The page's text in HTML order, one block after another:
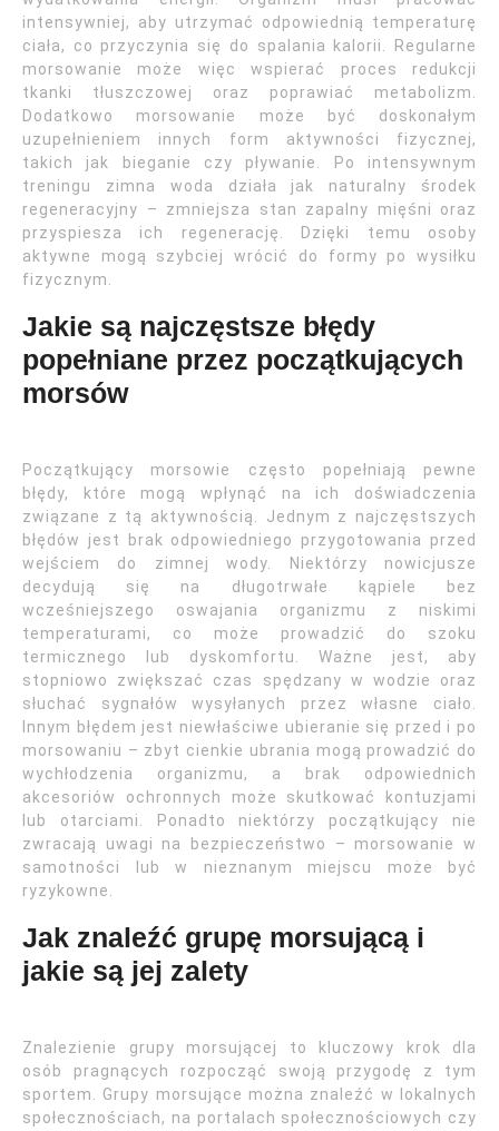
intensywniej, aby utrzymać odpowiednią temperaturę
ciała, co przyczynia się do spalania kalorii. Regularne
morsowanie może więc wspierać proces redukcji
tkanki tłuszczowej oraz poprawiać metabolizm.
Dodatkowo morsowanie może być doskonałym
uzupełnieniem innych form aktywności fizycznej,
takich jak bieganie czy pływanie. Po intensywnym
treningu zimna woda działa jak naturalny środek
regeneracyjny – zmniejsza stan zapalny mięśni oraz
przyspiesza ich regenerację. Dzięki temu osoby
aktywne mogą szybciej wrócić do formy po wysiłku
fizycznym.
Jakie są najczęstsze błędy
popełniane przez początkujących
morsów
Początkujący morsowie często popełniają pewne
błędy, które mogą wpłynąć na ich doświadczenia
związane z tą aktywnością. Jednym z najczęstszych
błędów jest brak odpowiedniego przygotowania przed
wejściem do zimnej wody. Niektórzy nowicjusze
decydują się na długotrwałe kąpiele bez
wcześniejszego oswajania organizmu z niskimi
temperaturami, co może prowadzić do szoku
termicznego lub dyskomfortu. Ważne jest, aby
stopniowo zwiększać czas spędzany w wodzie oraz
słuchać sygnałów wysyłanych przez własne ciało.
Innym błędem jest niewłaściwe ubieranie się przed i po
morsowaniu – zbyt cienkie ubrania mogą prowadzić do
wychłodzenia organizmu, a brak odpowiednich
akcesoriów ochronnych może skutkować kontuzjami
lub otarciami. Ponadto niektórzy początkujący nie
zwracają uwagi na bezpieczeństwo – morsowanie w
samotności lub w nieznanym miejscu może być
ryzykowne.
Jak znaleźć grupę morsującą i
jakie są jej zalety
Znalezienie grupy morsującej to kluczowy krok dla
osób pragnących rozpocząć swoją przygodę z tym
sportem. Grupy morsujące można znaleźć w lokalnych
społecznościach, na portalach społecznościowych czy